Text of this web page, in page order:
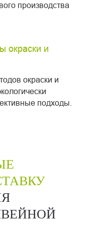
производства
окраски и
окраски и
подходы.